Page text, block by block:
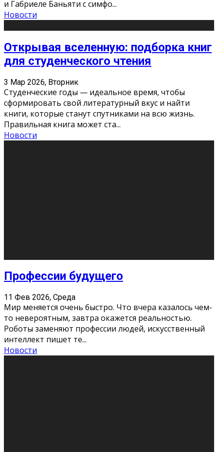
и Габриеле Баньяти с симфо...
Новости
Открывая вселенную: подборка книг
для студенческого чтения
3 Мар 2026, Вторник
Студенческие годы — идеальное время, чтобы
сформировать свой литературный вкус и найти
книги, которые станут спутниками на всю жизнь.
Правильная книга может ста...
Новости
Как бороться со стрессом
11 Фев 2026, Среда
Стресс – нормальная реакция организма, когда
факторов, воздействующих на твой организм
больше, чем ресурсов. Есть советы, как бороться со
стрессовым состояни
Новости